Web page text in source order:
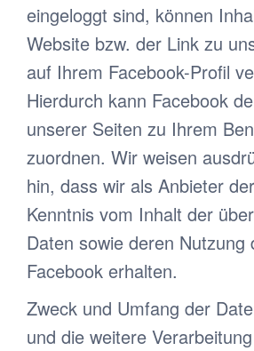
eingeloggt sind, können
Website bzw. der Link zu
auf Ihrem Facebook-Profil
Hierdurch kann Facebook
unserer Seiten zu Ihrem
zuordnen. Wir weisen
hin, dass wir als Anbieter
Kenntnis vom Inhalt der
Daten sowie deren Nutzung
Facebook erhalten.
Zweck und Umfang der
und die weitere